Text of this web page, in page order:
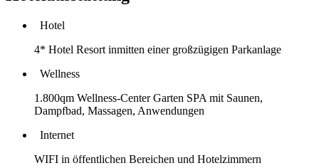
Hotel
4* Hotel Resort inmitten einer großzügigen Parkanlage
Wellness
1.800qm Wellness-Center Garten SPA mit Saunen,
Dampfbad, Massagen, Anwendungen
Internet
WIFI in öffentlichen Bereichen und Hotelzimmern